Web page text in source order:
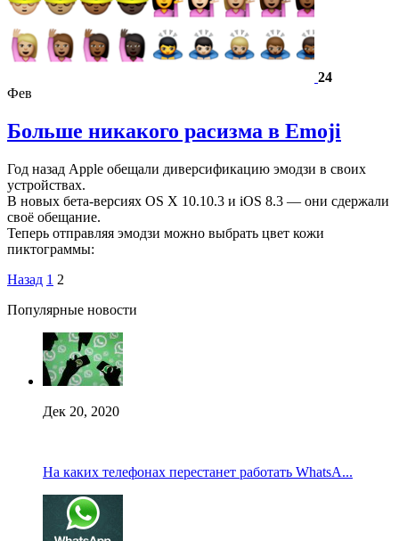
24
Фев
Больше никакого расизма в Emoji
Год назад Apple обещали диверсификацию эмодзи в своих
устройствах.
В новых бета-версиях OS X 10.10.3 и iOS 8.3 — они сдержали
своё обещание.
Теперь отправляя эмодзи можно выбрать цвет кожи
пиктограммы:
Назад 1 2
Популярные новости
Дек 20, 2020
На каких телефонах перестанет работать WhatsA...